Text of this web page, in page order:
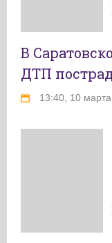
В
ДТП
13:40, 10